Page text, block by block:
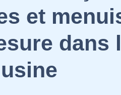
et
dans